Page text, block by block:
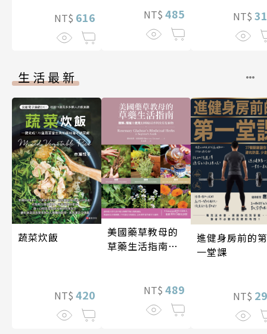
NT$ 616 NT$ 485 NT$
生活最新
蔬菜炊飯
NT$ 420
美國藥草教母的
草藥生活指南
NT$ 489
進健身房前的第
一堂課
NT$